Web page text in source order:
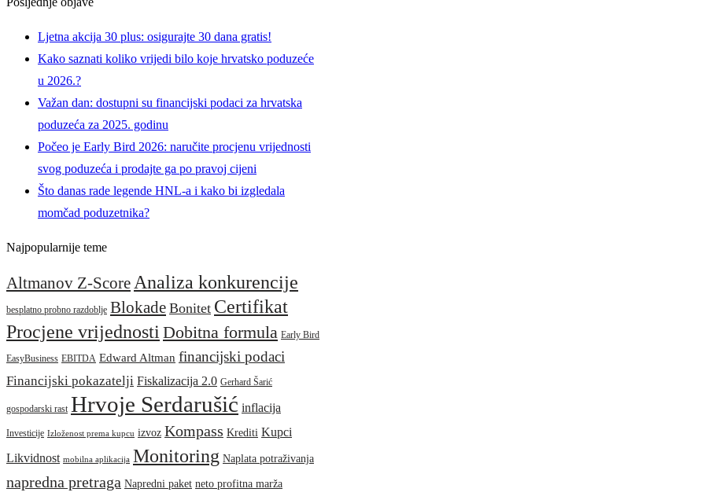
Ljetna akcija 30 plus: osigurajte 30 dana gratis!
Kako saznati koliko vrijedi bilo koje hrvatsko poduzeće
u 2026.?
Važan dan: dostupni su financijski podaci za hrvatska
poduzeća za 2025. godinu
Počeo je Early Bird 2026: naručite procjenu vrijednosti
svog poduzeća i prodajte ga po pravoj cijeni
Što danas rade legende HNL-a i kako bi izgledala
momčad poduzetnika?
Najpopularnije teme
Altmanov Z-Score Analiza konkurencije
besplatno probno razdoblje Blokade Bonitet Certifikat
Procjene vrijednosti Dobitna formula Early Bird
EasyBusiness EBITDA Edward Altman financijski podaci
Financijski pokazatelji Fiskalizacija 2.0 Gerhard Šarić
gospodarski rast Hrvoje Serdarušić inflacija
Investicije Izloženost prema kupcu izvoz Kompass Krediti Kupci
Likvidnost mobilna aplikacija Monitoring Naplata potraživanja
napredna pretraga Napredni paket neto profitna marža